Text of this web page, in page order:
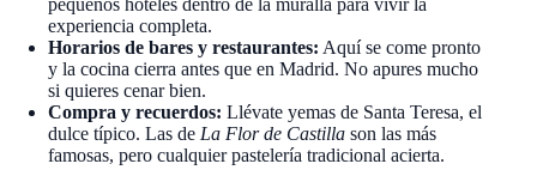
pequeños hoteles dentro de la muralla para vivir la
experiencia completa.
Horarios de bares y restaurantes: Aquí se come pronto
y la cocina cierra antes que en Madrid. No apures mucho
si quieres cenar bien.
Compra y recuerdos: Llévate yemas de Santa Teresa, el
dulce típico. Las de La Flor de Castilla son las más
famosas, pero cualquier pastelería tradicional acierta.